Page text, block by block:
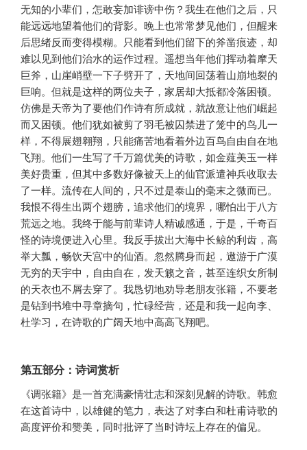
无知的小辈们，怎敢妄加诽谤中伤？我生在他们之后，只
能远远地望着他们的背影。晚上也常常梦见他们，但醒来
后思绪反而变得模糊。只能看到他们留下的斧凿痕迹，却
难以见到他们治水的运作过程。遥想当年他们挥动着摩天
巨斧，山崖峭壁一下子劈开了，天地间回荡着山崩地裂的
巨响。但就是这样的两位夫子，家居却大抵都冷落困顿。
仿佛是天帝为了要他们作诗有所成就，就故意让他们崛起
而又困顿。他们犹如被剪了羽毛被囚禁进了笼中的鸟儿一
样，不得展翅翱翔，只能痛苦地看着外边百鸟自由自在地
飞翔。他们一生写了千万篇优美的诗歌，如金薤美玉一样
美好贵重，但其中多数好像被天上的仙官派遣神兵收取去
了一样。流传在人间的，只不过是泰山的毫末之微而已。
我恨不得生出两个翅膀，追求他们的境界，哪怕出于八方
荒远之地。我终于能与前辈诗人精诚感通，于是，千奇百
怪的诗境便进入心里。我反手拔出大海中长鲸的利齿，高
举大瓢，畅饮天宫中的仙酒。忽然腾身而起，遨游于广漠
无穷的天宇中，自由自在，发天籁之音，甚至连织女所制
的天衣也不屑去穿了。我恳切地劝导老朋友张籍，不要老
是钻到书堆中寻章摘句，忙碌经营，还是和我一起向李、
杜学习，在诗歌的广阔天地中高高飞翔吧。
第五部分：诗词赏析
《调张籍》是一首充满豪情壮志和深刻见解的诗歌。韩愈
在这首诗中，以雄健的笔力，表达了对李白和杜甫诗歌的
高度评价和赞美，同时批评了当时诗坛上存在的偏见。